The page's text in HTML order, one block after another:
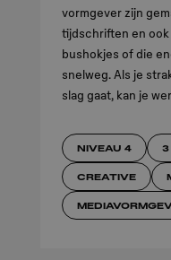
vormgever zijn
tijdschriften en
bushokjes of die
snelweg. Als je
slag gaat, kan je
NIVEAU 4 3
CREATIVE
Art & Design
Brand Design
Content
Digital